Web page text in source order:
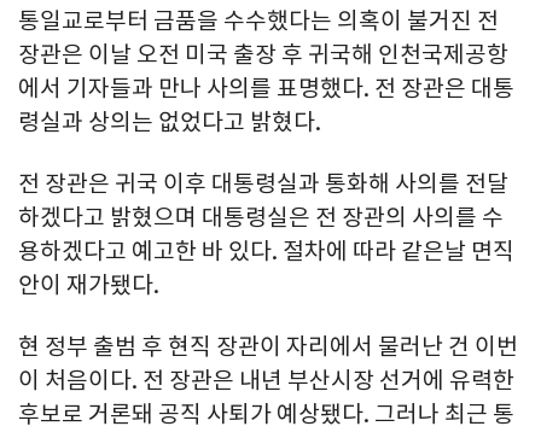
통일교로부터 금품을 수수했다는 의혹이 불거진 전
장관은 이날 오전 미국 출장 후 귀국해 인천국제공항
에서 기자들과 만나 사의를 표명했다. 전 장관은 대통
령실과 상의는 없었다고 밝혔다.
전 장관은 귀국 이후 대통령실과 통화해 사의를 전달
하겠다고 밝혔으며 대통령실은 전 장관의 사의를 수
용하겠다고 예고한 바 있다. 절차에 따라 같은날 면직
안이 재가됐다.
현 정부 출범 후 현직 장관이 자리에서 물러난 건 이번
이 처음이다. 전 장관은 내년 부산시장 선거에 유력한
후보로 거론돼 공직 사퇴가 예상됐다. 그러나 최근 통